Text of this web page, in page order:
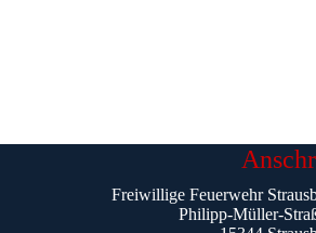
Freiwillige Feuerwehr
Philipp-Müller-